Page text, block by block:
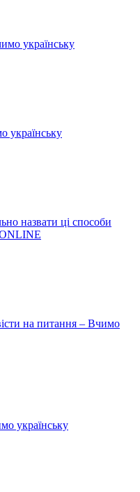
українську
українську
назвати ці способи
на питання – Вчимо
українську